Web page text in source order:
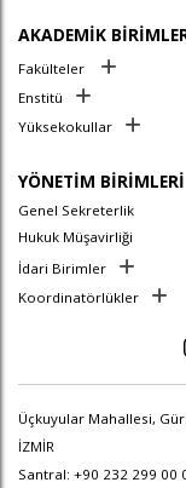
AKADEMİK
Fakülteler
Enstitü
Yüksekokullar
YÖNETİM BİRİMLERİ
Genel Sekreterlik
Hukuk Müşavirliği
İdari Birimler
Koordinatörlükler
Üçkuyular Mahallesi,
İZMİR
Santral: +90 232 299 00